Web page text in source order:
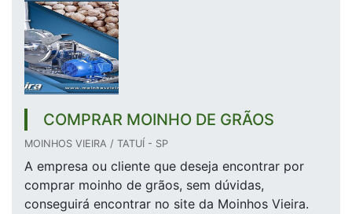
COMPRAR MOINHO DE GRÃOS
MOINHOS VIEIRA / TATUÍ - SP
A empresa ou cliente que deseja encontrar por
comprar moinho de grãos, sem dúvidas,
conseguirá encontrar no site da Moinhos Vieira.